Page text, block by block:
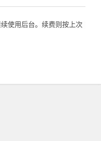
使用后台。续费则按上次